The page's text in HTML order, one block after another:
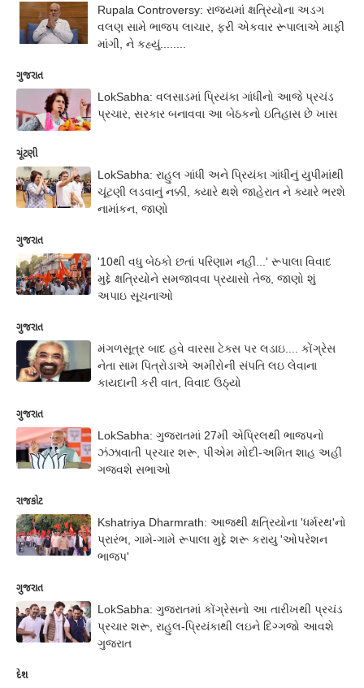
Rupala Controversy: રાજ્યમાં ક્ષત્રિયોના અડગ
વલણ સામે ભાજપ લાચાર, ફરી એકવાર રૂપાલાએ માફી
માંગી, ને કહ્યું........
ગુજરાત
LokSabha: વલસાડમાં પ્રિયંકા ગાંધીનો આજે પ્રચંડ
પ્રચાર, સરકાર બનાવવા આ બેઠકનો ઇતિહાસ છે ખાસ
ચૂંટણી
LokSabha: રાહુલ ગાંધી અને પ્રિયંકા ગાંધીનું યુપીમાંથી
ચૂંટણી લડવાનું નક્કી, ક્યારે થશે જાહેરાત ને ક્યારે ભરશે
નામાંકન, જાણો
ગુજરાત
'10થી વધુ બેઠકો છતાં પરિણામ નહીં...' રૂપાલા વિવાદ
મુદ્દે ક્ષત્રિયોને સમજાવવા પ્રયાસો તેજ, જાણો શું
અપાઇ સૂચનાઓ
ગુજરાત
મંગળસૂત્ર બાદ હવે વારસા ટેક્સ પર લડાઇ.... કોંગ્રેસ
નેતા સામ પિત્રોડાએ અમીરોની સંપતિ લઇ લેવાના
કાયદાની કરી વાત, વિવાદ ઉઠ્યો
ગુજરાત
LokSabha: ગુજરાતમાં 27મી એપ્રિલથી ભાજપનો
ઝંઝાવાતી પ્રચાર શરૂ, પીએમ મોદી-અમિત શાહ અહીં
ગજવશે સભાઓ
રાજકોટ
Kshatriya Dharmrath: આજથી ક્ષત્રિયોના 'ધર્મરથ'નો
પ્રારંભ, ગામે-ગામે રૂપાલા મુદ્દે શરૂ કરાયુ 'ઓપરેશન
ભાજપ'
ગુજરાત
LokSabha: ગુજરાતમાં કોંગ્રેસનો આ તારીખથી પ્રચંડ
પ્રચાર શરૂ, રાહુલ-પ્રિયંકાથી લઇને દિગ્ગજો આવશે
ગુજરાત
દેશ